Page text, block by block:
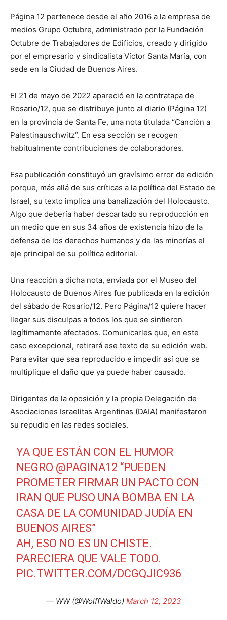
Página 12 pertenece desde el año 2016 a la empresa de
medios Grupo Octubre, administrado por la Fundación
Octubre de Trabajadores de Edificios, creado y dirigido
por el empresario y sindicalista Víctor Santa María, con
sede en la Ciudad de Buenos Aires.
El 21 de mayo de 2022 apareció en la contratapa de
Rosario/12, que se distribuye junto al diario (Página 12)
en la provincia de Santa Fe, una nota titulada “Canción a
Palestinauschwitz”. En esa sección se recogen
habitualmente contribuciones de colaboradores.
Esa publicación constituyó un gravísimo error de edición
porque, más allá de sus críticas a la política del Estado de
Israel, su texto implica una banalización del Holocausto.
Algo que debería haber descartado su reproducción en
un medio que en sus 34 años de existencia hizo de la
defensa de los derechos humanos y de las minorías el
eje principal de su política editorial.
Una reacción a dicha nota, enviada por el Museo del
Holocausto de Buenos Aires fue publicada en la edición
del sábado de Rosario/12. Pero Página/12 quiere hacer
llegar sus disculpas a todos los que se sintieron
legítimamente afectados. Comunicarles que, en este
caso excepcional, retirará ese texto de su edición web.
Para evitar que sea reproducido e impedir así que se
multiplique el daño que ya puede haber causado.
Dirigentes de la oposición y la propia Delegación de
Asociaciones Israelitas Argentinas (DAIA) manifestaron
su repudio en las redes sociales.
YA QUE ESTÁN CON EL HUMOR
NEGRO @PAGINA12 “PUEDEN
PROMETER FIRMAR UN PACTO CON
IRAN QUE PUSO UNA BOMBA EN LA
CASA DE LA COMUNIDAD JUDÍA EN
BUENOS AIRES”
AH, ESO NO ES UN CHISTE.
PARECIERA QUE VALE TODO.
PIC.TWITTER.COM/DCGQJIC936
— WW (@WolffWaldo) March 12, 2023